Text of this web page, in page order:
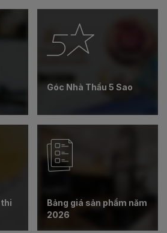
Góc Nhà Thầu 5 Sao
Bảng giá sản phẩm năm
2026